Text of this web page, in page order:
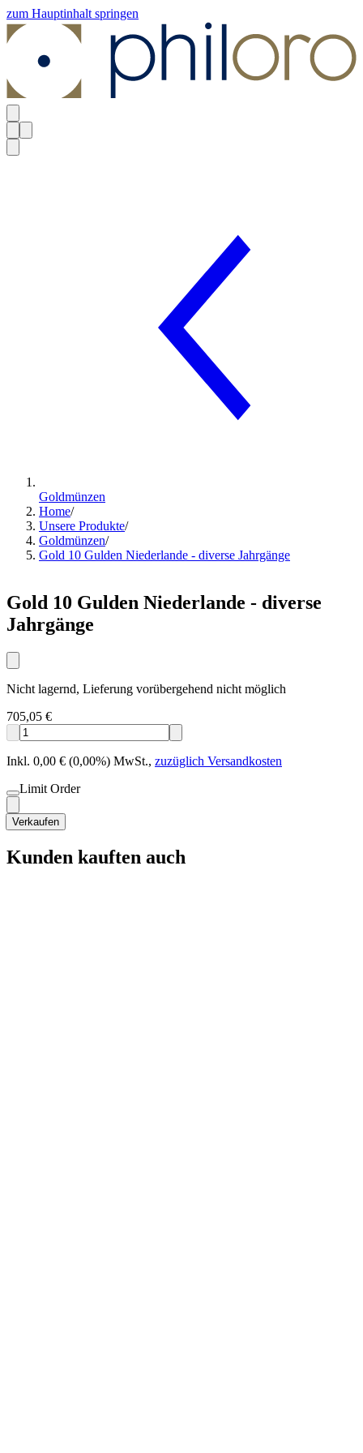
zum Hauptinhalt springen
Goldmünzen
Home/
Unsere Produkte/
Goldmünzen/
Gold 10 Gulden Niederlande - diverse Jahrgänge
Gold 10 Gulden Niederlande - diverse
Jahrgänge
Nicht lagernd, Lieferung vorübergehend nicht möglich
705,05 €
Inkl. 0,00 € (0,00%) MwSt., zuzüglich Versandkosten
Limit Order
Verkaufen
Kunden kauften auch